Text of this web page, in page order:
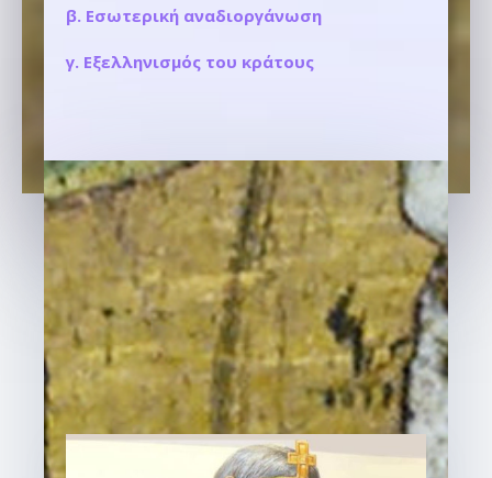
β. Εσωτερική αναδιοργάνωση
γ. Εξελληνισμός του κράτους